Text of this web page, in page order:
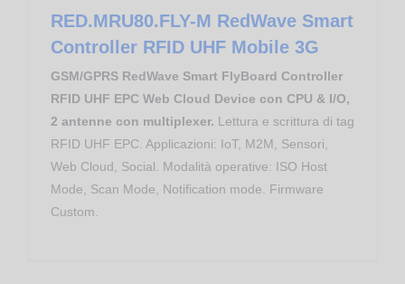
RED.MRU80.FLY-M RedWave Smart
Controller RFID UHF Mobile 3G
GSM/GPRS RedWave Smart FlyBoard Controller
RFID UHF EPC Web Cloud Device con CPU & I/O,
2 antenne con multiplexer. Lettura e scrittura di tag
RFID UHF EPC. Applicazioni: IoT, M2M, Sensori,
Web Cloud, Social. Modalità operative: ISO Host
Mode, Scan Mode, Notification mode. Firmware
Custom.